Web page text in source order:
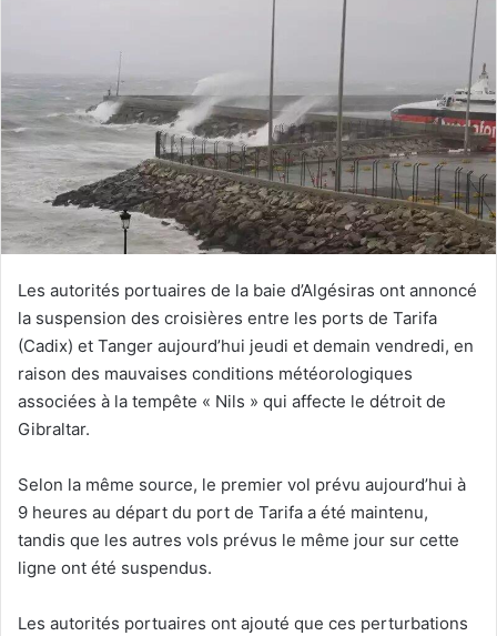
Les autorités portuaires de la baie d’Algésiras ont annoncé
la suspension des croisières entre les ports de Tarifa
(Cadix) et Tanger aujourd’hui jeudi et demain vendredi, en
raison des mauvaises conditions météorologiques
associées à la tempête « Nils » qui affecte le détroit de
Gibraltar.
Selon la même source, le premier vol prévu aujourd’hui à
9 heures au départ du port de Tarifa a été maintenu,
tandis que les autres vols prévus le même jour sur cette
ligne ont été suspendus.
Les autorités portuaires ont ajouté que ces perturbations